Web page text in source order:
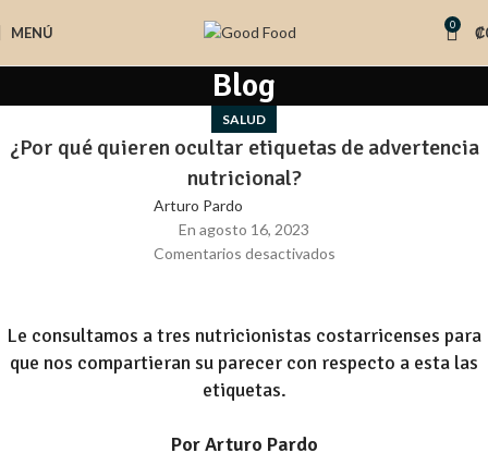
MENÚ 0 ₡
Blog
SALUD
¿Por qué quieren ocultar etiquetas de advertencia
nutricional?
Arturo Pardo
En agosto 16, 2023
Comentarios desactivados
Le consultamos a tres nutricionistas costarricenses para
que nos compartieran su parecer con respecto a esta las
etiquetas.
Por Arturo Pardo